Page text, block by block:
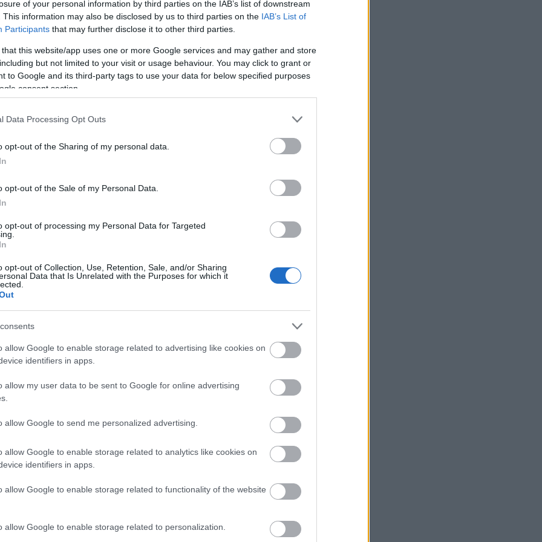
of your personal information by third parties on the IAB’s list of downstream
This information may also be disclosed by us to third parties on the IAB’s List of
Participants that may further disclose it to other third parties.
that this website/app uses one or more Google services and may gather and store
but not limited to your visit or usage behaviour. You may click to grant or
to Google and its third-party tags to use your data for below specified purposes
consent section.
Data Processing Opt Outs
opt-out of the Sharing of my personal data.
opt-out of the Sale of my Personal Data.
opt-out of processing my Personal Data for Targeted
opt-out of Collection, Use, Retention, Sale, and/or Sharing
Data that Is Unrelated with the Purposes for which it
allow Google to enable storage related to advertising like cookies on
identifiers in apps.
allow my user data to be sent to Google for online advertising
allow Google to send me personalized advertising.
allow Google to enable storage related to analytics like cookies on
identifiers in apps.
allow Google to enable storage related to functionality of the website
allow Google to enable storage related to personalization.
υποχώρησε 1,6% μετά από μια
προηγηθεί η «καταστροφική»
ημέρα του σε έξι χρόνια, καθώς οι
των AI chip τρέχουν γρηγορότερα από
βρίσκεται ανάμεσα στην αισιοδοξία
ανησυχιών ότι ο επίμονος
την Ομοσπονδιακή Τράπεζα των ΗΠΑ
1,4% μαζεύοντας τις ισχυρές
ενώ η Broadcom διολίσθησε πάνω από
Καρτάλης: Η Ευρώπη θερμαίνεται
ταχύτερα από άλλες ηπείρους
ύλη της για να μην πει απολύτως
τίποτα και να επαναλάβει το
φαντασιόπληκτο ρεπορτάζ της
οποιοδήποτε εκ νέου άνοιγμα των
επαγγελματίες ψαράδες ο αλιευτικός
τουρισμός
προσέκρουσε στη Σελήνη γίνεται
χρυσή ευκαιρία μελέτης για ειδικούς
Υπ. Μεταφορών: Οριστική λύση στο
ζήτημα των πινακίδων κυκλοφορίας
για νέα δάνεια το 2026
περιστατικό σε αεροδρόμιο
Καναδάς: Σε κατάσταση έκτακτης
ανάγκης κηρύχθηκε η επαρχία της
Βρετανικής Κολομβίας εξαιτίας των
ΗΠΑ: Ο καρκίνος του Τζο Μπάιντεν έχει
εξαπλωθεί δηλώνει ο γιος του
Κέρκυρα: Οι top παραλίες που πρέπει
να επισκεφθείτε
08:32
«Moneymaxxing»: Δεν είναι απλά
trend αλλά τρόπος ζωής
Η επίθεση στη Hugging Face
σηματοδοτεί την έναρξη μιας